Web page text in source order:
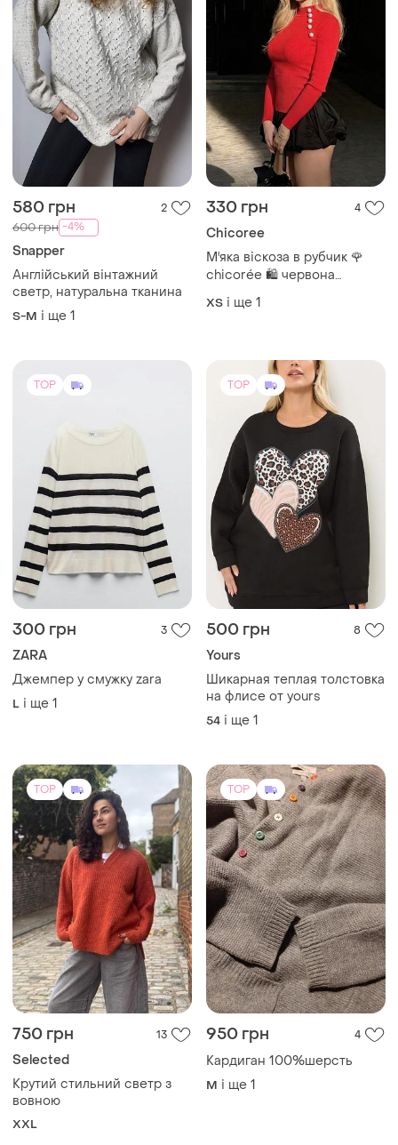
580 грн 2
600 грн -4%
Snapper
Англійський вінтажний
светр, натуральна тканина
S-M і ще 1
330 грн 4
Chicoree
М'яка віскоза в рубчик 🌹
chicorée 🛍️ червона
кофтинка джемпер 💎
ошатна з декоративними
ХS і ще 1
TOP
300 грн 3
ZARA
Джемпер у смужку zara
L і ще 1
TOP
500 грн 8
Yours
Шикарная теплая толстовка
на флисе от yours
54 і ще 1
TOP
750 грн 13
Selected
Крутий стильний светр з
вовною
XXL
TOP
950 грн 4
Кардиган 100%шерсть
M і ще 1